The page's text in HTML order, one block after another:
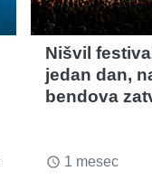
Nišvil
jedan dan,
bendova
access_time 1 mesec